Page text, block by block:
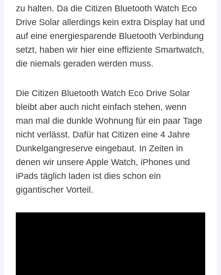
zu halten. Da die Citizen Bluetooth Watch Eco
Drive Solar allerdings kein extra Display hat und
auf eine energiesparende Bluetooth Verbindung
setzt, haben wir hier eine effiziente Smartwatch,
die niemals geraden werden muss.
Die Citizen Bluetooth Watch Eco Drive Solar
bleibt aber auch nicht einfach stehen, wenn
man mal die dunkle Wohnung für ein paar Tage
nicht verlässt. Dafür hat Citizen eine 4 Jahre
Dunkelgangreserve eingebaut. In Zeiten in
denen wir unsere Apple Watch, iPhones und
iPads täglich laden ist dies schon ein
gigantischer Vorteil.